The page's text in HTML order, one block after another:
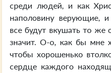
среди людей, и как
наполовину верующие,
все будут вкушать то же
значит. О-о, как бы мне
чтобы хорошенько
сердце каждого